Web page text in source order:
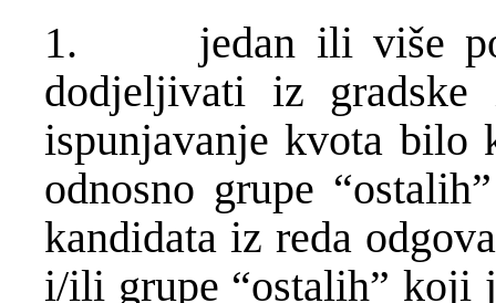
1. jedan ili više
dodjeljivati iz gradske
ispunjavanje kvota bilo
odnosno grupe
kandidata iz reda
i/ili grupe “ostalih”